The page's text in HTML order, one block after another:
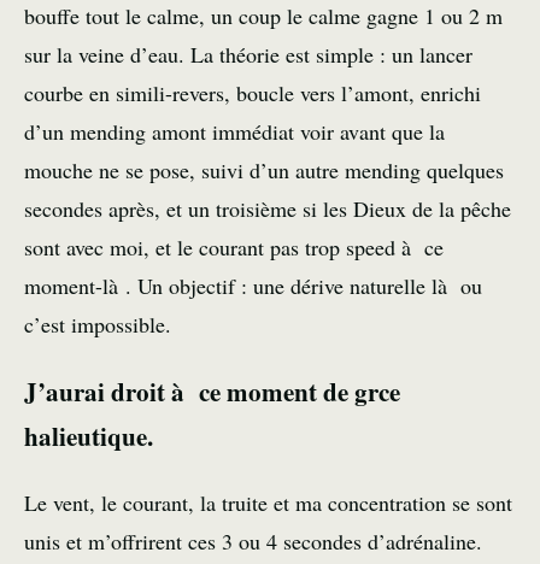
bouffe tout le calme, un coup le calme gagne 1 ou 2 m
sur la veine d’eau. La théorie est simple : un lancer
courbe en simili-revers, boucle vers l’amont, enrichi
d’un mending amont immédiat voir avant que la
mouche ne se pose, suivi d’un autre mending quelques
secondes après, et un troisième si les Dieux de la pêche
sont avec moi, et le courant pas trop speed à ce
moment-là . Un objectif : une dérive naturelle là ou
c’est impossible.
J’aurai droit à ce moment de grce
halieutique.
Le vent, le courant, la truite et ma concentration se sont
unis et m’offrirent ces 3 ou 4 secondes d’adrénaline.